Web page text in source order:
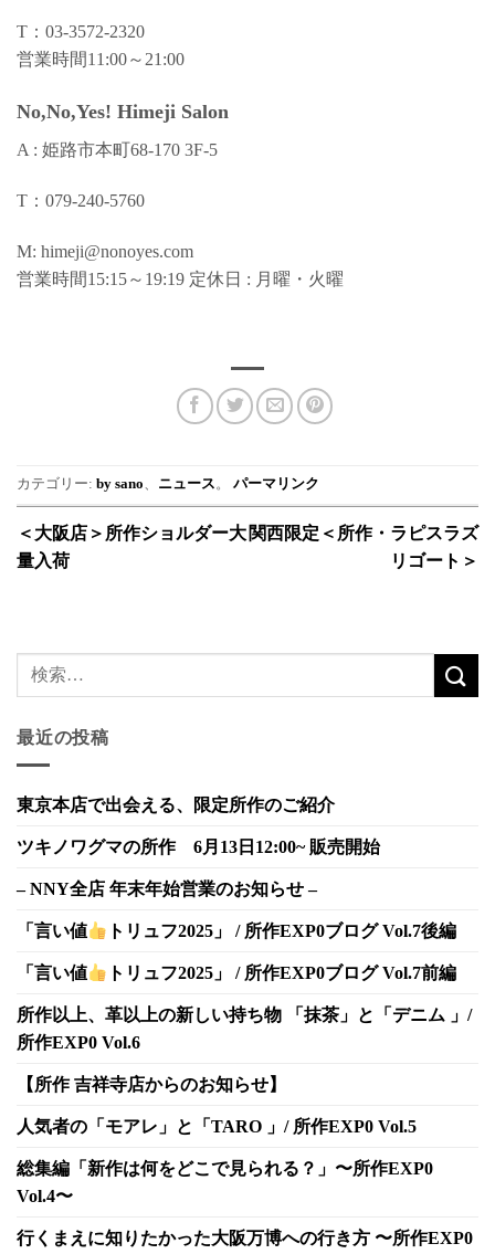
T：03-3572-2320
営業時間11:00～21:00
No,No,Yes! Himeji Salon
A : 姫路市本町68-170 3F-5
T：079-240-5760
M: himeji@nonoyes.com
営業時間15:15～19:19 定休日 : 月曜・火曜
カテゴリー: by sano、 ニュース。 パーマリンク
＜大阪店＞所作ショルダー大
量入荷
関西限定＜所作・ラピスラズ
リゴート＞
最近の投稿
東京本店で出会える、限定所作のご紹介
ツキノワグマの所作 6月13日12:00~ 販売開始
– NNY全店 年末年始営業のお知らせ –
「言い値 トリュフ2025」 / 所作EXP0ブログ Vol.7後編
「言い値 トリュフ2025」 / 所作EXP0ブログ Vol.7前編
所作以上、革以上の新しい持ち物 「抹茶」と「デニム 」/
所作EXP0 Vol.6
【所作 吉祥寺店からのお知らせ】
人気者の「モアレ」と「TARO 」/ 所作EXP0 Vol.5
総集編「新作は何をどこで見られる？」〜所作EXP0
Vol.4〜
行くまえに知りたかった大阪万博への行き方 〜所作EXP0